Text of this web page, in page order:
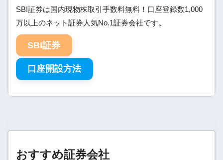
SBI証券は国内現物株取引手数料無料！口座登録数1,000
万以上のネット証券人気No.1証券会社です。
SBI証券
口座開設方法
おすすめ証券会社